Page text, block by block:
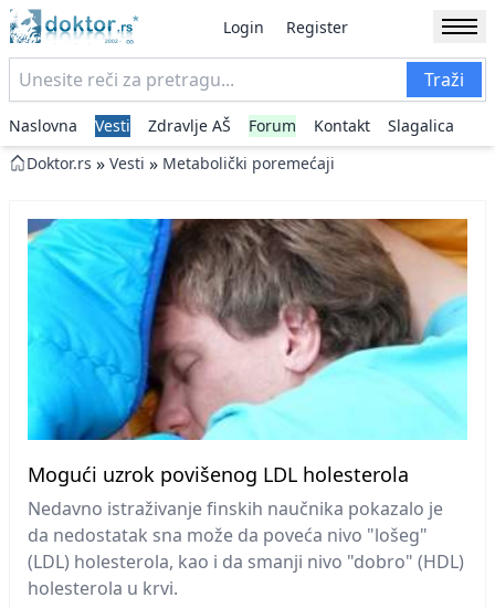
Login Register
Traži
Naslovna Vesti Zdravlje AŠ Forum Kontakt
Slagalica
Doktor.rs » Vesti » Metabolički poremećaji
Mogući uzrok povišenog LDL holesterola
Nedavno istraživanje finskih naučnika pokazalo je
da nedostatak sna može da poveća nivo "lošeg"
(LDL) holesterola, kao i da smanji nivo "dobro" (HDL)
holesterola u krvi.